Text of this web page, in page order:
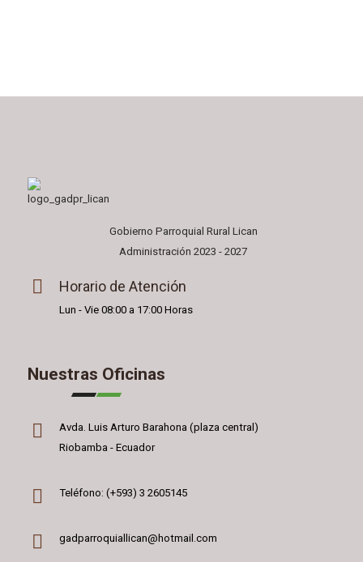
Gobierno Parroquial Rural Lican
Administración 2023 - 2027
Horario de Atención
Lun - Vie 08:00 a 17:00 Horas
Nuestras Oficinas
Avda. Luis Arturo Barahona (plaza central)
Riobamba - Ecuador
Teléfono: (+593) 3 2605145
gadparroquiallican@hotmail.com